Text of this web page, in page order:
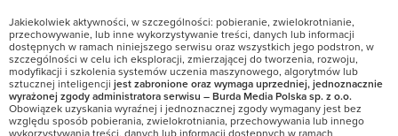
Jakiekolwiek aktywności, w szczególności: pobieranie, zwielokrotnianie,
przechowywanie, lub inne wykorzystywanie treści, danych lub informacji
dostępnych w ramach niniejszego serwisu oraz wszystkich jego podstron, w
szczególności w celu ich eksploracji, zmierzającej do tworzenia, rozwoju,
modyfikacji i szkolenia systemów uczenia maszynowego, algorytmów lub
sztucznej inteligencji jest zabronione oraz wymaga uprzedniej, jednoznacznie
wyrażonej zgody administratora serwisu – Burda Media Polska sp. z o.o.
Obowiązek uzyskania wyraźnej i jednoznacznej zgody wymagany jest bez
względu sposób pobierania, zwielokrotniania, przechowywania lub innego